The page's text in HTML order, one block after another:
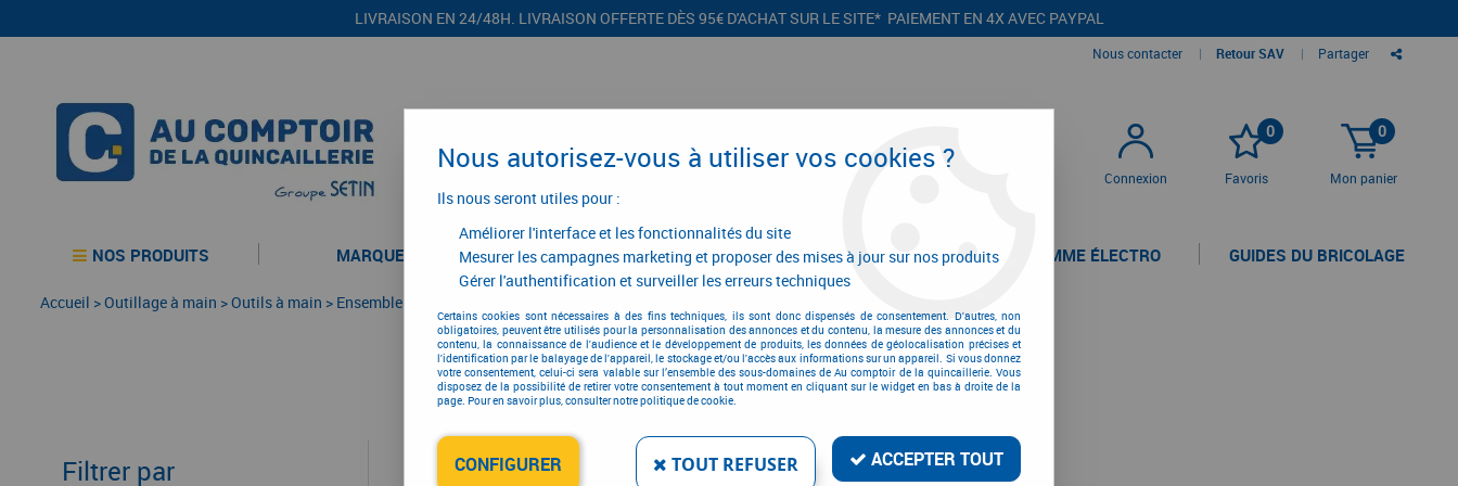
LIVRAISON EN 24/48H. LIVRAISON OFFERTE DÈS 95€ D'ACHAT SUR LE SITE* PAIEMENT EN 4X AVEC PAYPAL
Nous contacter | Retour SAV | Partager
Connexion
0
Favoris
0
Mon panier
NOS PRODUITS MARQUES CONFIGURATEURS PROMOTIONS LA GAMME ÉLECTRO GUIDES DU BRICOLAGE
Accueil >Outillage à main >Outils à main > Ensemble de pinces
Ensemble de pinces
Filtrer par 4 articles sur4
Nous autorisez-vous à utiliser vos cookies ?
Ils nous seront utiles pour :
Améliorer l'interface et les fonctionnalités du site
Mesurer les campagnes marketing et proposer des mises à jour sur nos produits
Gérer l'authentification et surveiller les erreurs techniques
Certains cookies sont nécessaires à des fins techniques, ils sont donc dispensés de consentement. D'autres, non
obligatoires, peuvent être utilisés pour la personnalisation des annonces et du contenu, la mesure des annonces et du
contenu, la connaissance de l'audience et le développement de produits, les données de géolocalisation précises et
l'identification par le balayage de l'appareil, le stockage et/ou l'accès aux informations sur un appareil. Si vous donnez
votre consentement, celui-ci sera valable sur l’ensemble des sous-domaines de Au comptoir de la quincaillerie. Vous
disposez de la possibilité de retirer votre consentement à tout moment en cliquant sur le widget en bas à droite de la
page. Pour en savoir plus, consulter notre politique de cookie.
CONFIGURER TOUT REFUSER ACCEPTER TOUT